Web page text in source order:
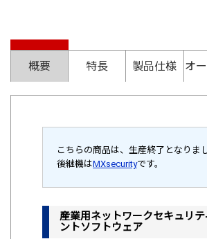
概要 特長 製品仕様
オ
こちらの商品は、生産終了となりま
後継機はMXsecurityです。
産業用ネットワークセキュリ
ントソフトウェア